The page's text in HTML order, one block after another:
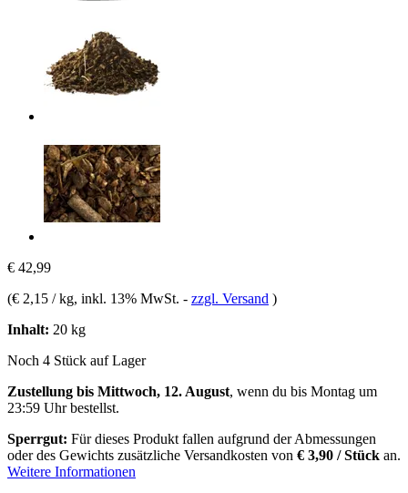
€ 42,99
(€ 2,15 / kg, inkl. 13% MwSt. - zzgl. Versand )
Inhalt: 20 kg
Noch 4 Stück auf Lager
Zustellung bis Mittwoch, 12. August, wenn du bis Montag um
23:59 Uhrbestellst.
Sperrgut: Für dieses Produkt fallen aufgrund der Abmessungen
oder des Gewichts zusätzliche Versandkosten von € 3,90 / Stück an.
Weitere Informationen